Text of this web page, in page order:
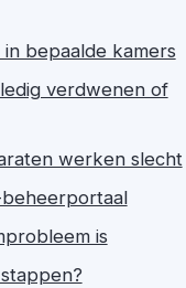
bepaalde kamers
verdwenen of
werken slecht
is